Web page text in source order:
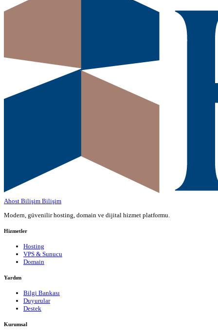
Ahost Bilişim Bilişim
Modern, güvenilir hosting, domain ve dijital hizmet platformu.
Hizmetler
Hosting
VPS & Sunucu
Domain
Yardım
Bilgi Bankası
Duyurular
Destek
Kurumsal